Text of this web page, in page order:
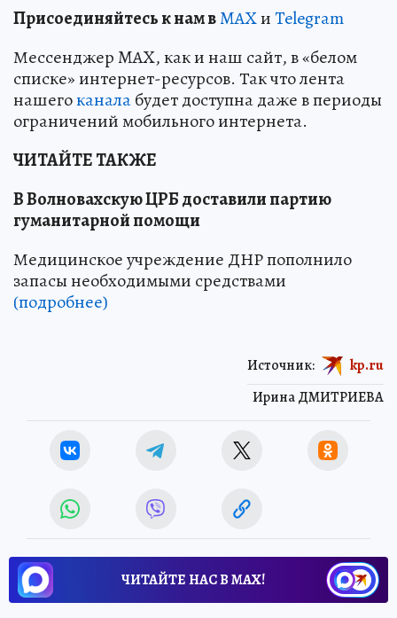
Присоединяйтесь к нам вMAXиTelegram
Мессенджер MAX, как и наш сайт, в «белом
списке» интернет-ресурсов. Так что лента
нашегоканалабудет доступна даже в периоды
ограничений мобильного интернета.
ЧИТАЙТЕ ТАКЖЕ
В Волновахскую ЦРБ доставили партию
гуманитарной помощи
Медицинское учреждение ДНР пополнило
запасы необходимыми средствами
(подробнее)
Ирина ДМИТРИЕВА
Источник: kp.ru
ЧИТАЙТЕ НАС В МАХ!